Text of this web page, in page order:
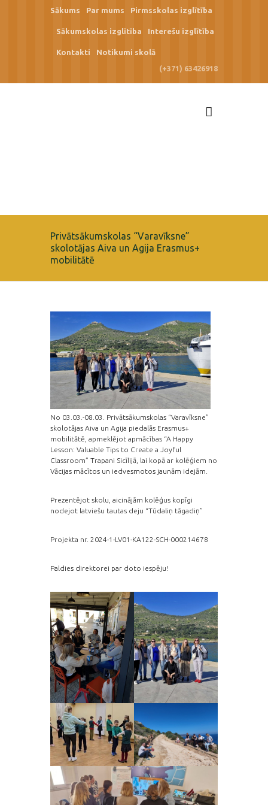
Sākums Par mums Pirmsskolas izglītība
Sākumskolas izglītība Interešu izglītība
Kontakti
Notikumi skolā
(+371) 63426918
Privātsākumskolas “Varavīksne”
skolotājas Aiva un Agija Erasmus+
mobilitātē
No 03.03.-08.03. Privātsākumskolas “Varavīksne”
skolotājas Aiva un Agija piedalās Erasmus+
mobilitātē, apmeklējot apmācības “A Happy
Lesson: Valuable Tips to Create a Joyful
Classroom” Trapani Sicīlijā, lai kopā ar kolēģiem no
Vācijas mācītos un iedvesmotos jaunām idejām.
Prezentējot skolu, aicinājām kolēģus kopīgi
nodejot latviešu tautas deju “Tūdaliņ tāgadiņ”
Projekta nr. 2024-1-LV01-KA122-SCH-000214678
Paldies direktorei par doto iespēju!